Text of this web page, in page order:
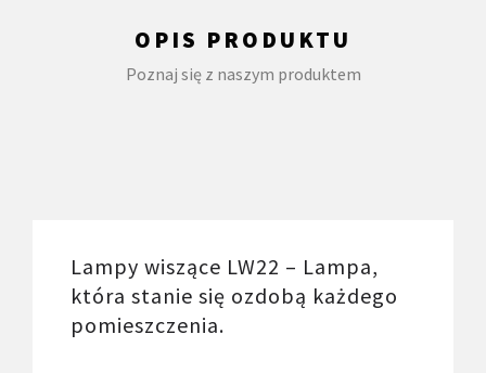
OPIS PRODUKTU
Poznaj się z naszym produktem
Lampy wiszące LW22 – Lampa,
która stanie się ozdobą każdego
pomieszczenia.